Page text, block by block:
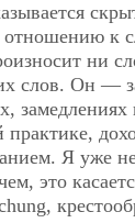
к
ни
слов. Он —
замедлениях
Я уже
это